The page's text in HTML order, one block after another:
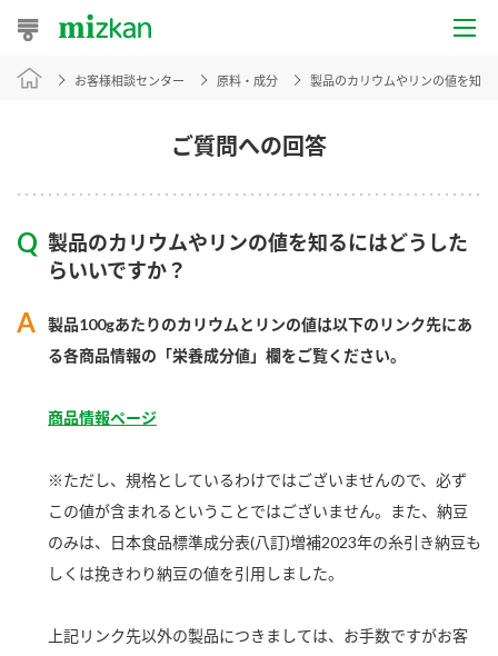
おうちレシピ
レシピ特集
レシピカテゴリ一覧
酢 調味酢
お酢ドリンク ぽん酢
新商品一覧
キャンペーン情報
ブランド・スペシャルサイト
ご質問への回答
お客様相談センター 原料・成分 製品のカリウムやリンの値を知
製品のカリウムやリンの値を知るにはどうした
らいいですか？
製品100gあたりのカリウムとリンの値は以下のリンク先にあ
る各商品情報の「栄養成分値」欄をご覧ください。
商品情報ページ
※ただし、規格としているわけではございませんので、必ず
この値が含まれるということではございません。また、納豆
のみは、日本食品標準成分表(八訂)増補2023年の糸引き納豆も
しくは挽きわり納豆の値を引用しました。
上記リンク先以外の製品につきましては、お手数ですがお客